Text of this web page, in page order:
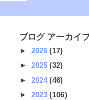
ブログ アーカイ
► 2026(17)
► 2025(32)
► 2024(46)
► 2023(106)